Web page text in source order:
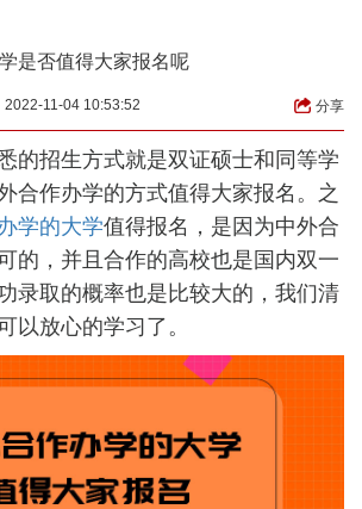
是否值得大家报名呢
2022-11-04 10:53:52 分享
的招生方式就是双证硕士和同等学
合作办学的方式值得大家报名。之
学的大学值得报名，是因为中外合
的，并且合作的高校也是国内双一
录取的概率也是比较大的，我们清
以放心的学习了。